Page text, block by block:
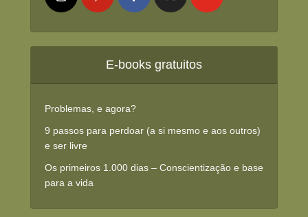
E-books gratuitos
Problemas, e agora?
9 passos para perdoar (a si mesmo e aos outros)
e ser livre
Os primeiros 1.000 dias – Conscientização e base
para a vida